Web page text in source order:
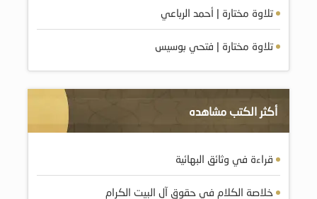
تلاوة مختارة | أحمد الرباعي
تلاوة مختارة | فتحي بوسيس
أكثر الكتب مشاهده
قراءة في وثائق البهائية
خلاصة الكلام في حقوق آل البيت الكرام